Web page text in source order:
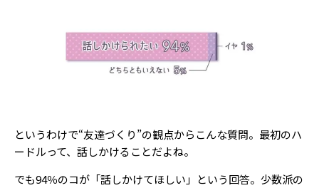
というわけで“友達づくり”の観点からこんな質問。最初のハ
ードルって、話しかけることだよね。
でも94％のコが「話しかけてほしい」という回答。少数派の